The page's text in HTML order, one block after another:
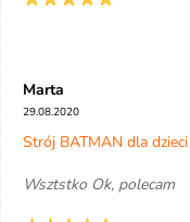
Marta
29.08.2020
Strój BATMAN dla
Wsztstko Ok, polecam